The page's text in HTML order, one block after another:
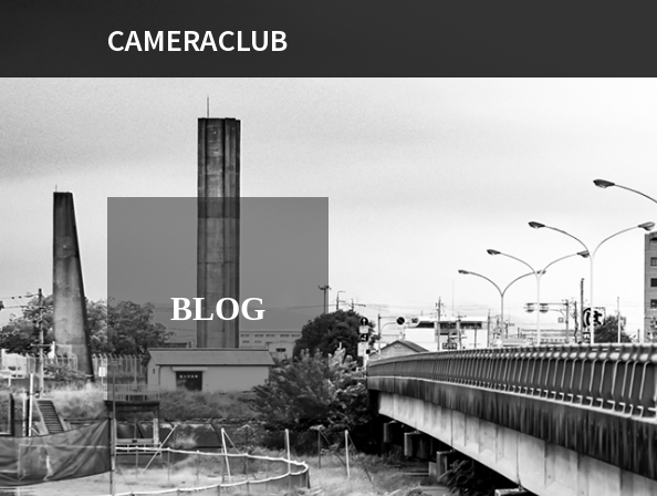
CAMERACLUB
BLOG